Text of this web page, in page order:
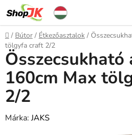
Ugrás
fő
tartalomhoz
Kezdőlap
/ Bútor / Étkezőasztalok /
tölgyfa craft 2/2
160cm Max
2/2
Márka:JAKS